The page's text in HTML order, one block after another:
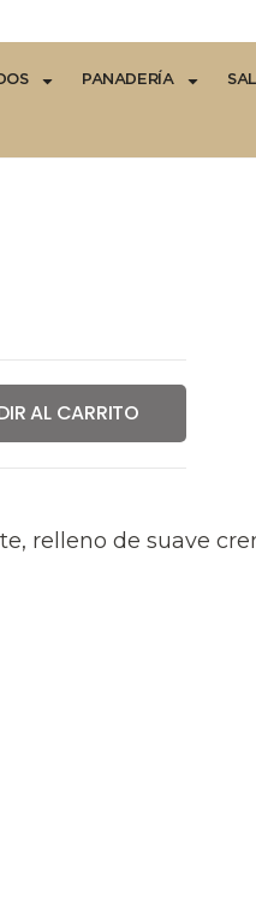
PANADERÍA
AL CARRITO
relleno de suave